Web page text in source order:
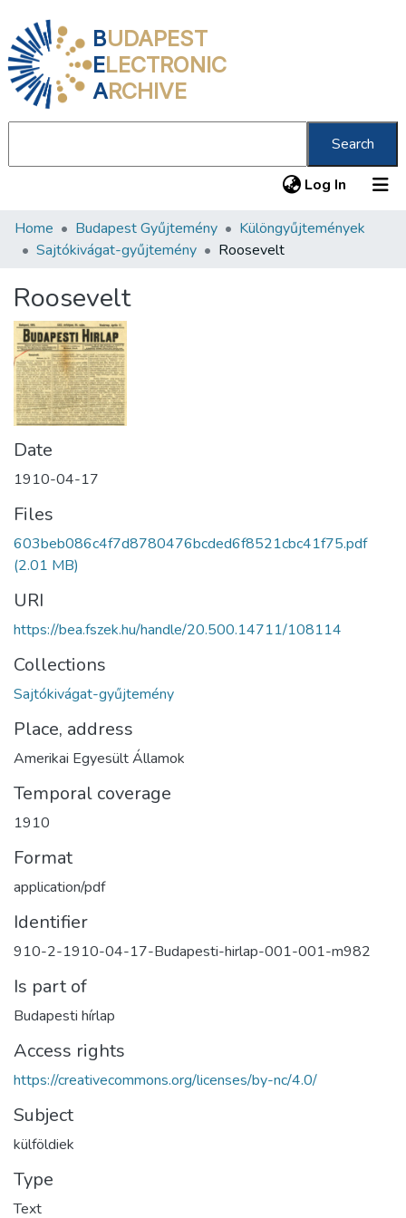
BUDAPEST
ELECTRONIC
ARCHIVE
Search
Log In (current)
Communities & Collections
Statistics
About us
Home Budapest Gyűjtemény
Különgyűjtemények
Sajtókivágat-gyűjtemény
Roosevelt
Roosevelt
Date
1910-04-17
Files
603beb086c4f7d8780476bcded6f8521cbc41f75.pdf
(2.01 MB)
URI
https://bea.fszek.hu/handle/20.500.14711/108114
Collections
Sajtókivágat-gyűjtemény
Place, address
Amerikai Egyesült Államok
Temporal coverage
1910
Format
application/pdf
Identifier
910-2-1910-04-17-Budapesti-hirlap-001-001-m982
Is part of
Budapesti hírlap
Access rights
https://creativecommons.org/licenses/by-nc/4.0/
Subject
külföldiek
Type
Text